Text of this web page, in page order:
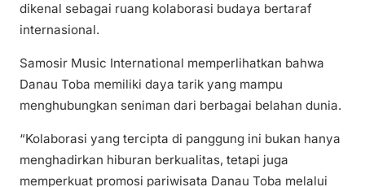
dikenal sebagai ruang kolaborasi budaya bertaraf
internasional.
Samosir Music International memperlihatkan bahwa
Danau Toba memiliki daya tarik yang mampu
menghubungkan seniman dari berbagai belahan dunia.
“Kolaborasi yang tercipta di panggung ini bukan hanya
menghadirkan hiburan berkualitas, tetapi juga
memperkuat promosi pariwisata Danau Toba melalui